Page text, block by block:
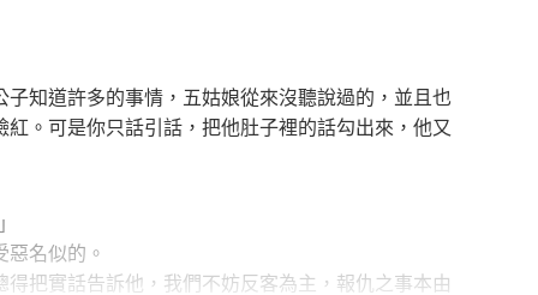
知道許多的事情，五姑娘從來沒聽說過的，並且也
。可是你只話引話，把他肚子裡的話勾出來，他又
名似的。
把實話告訴他，我們不妨反客為主，報仇之事本由